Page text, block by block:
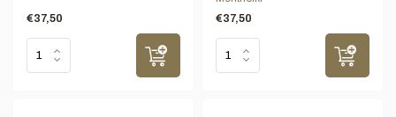
€37,50
€37,50